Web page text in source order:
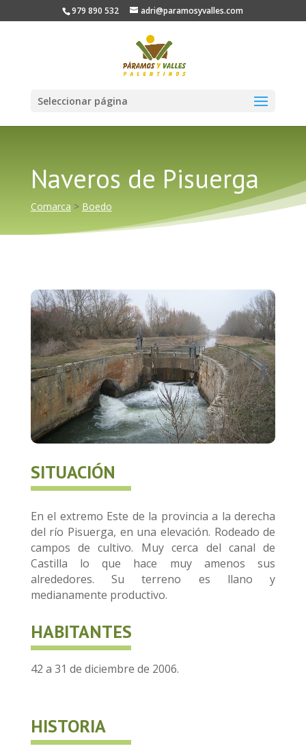
979 890 532 adri@paramosyvalles.com
Seleccionar página
Naveros de Pisuerga
Comarca > Boedo
SITUACIÓN
En el extremo Este de la provincia a la derecha
del río Pisuerga, en una elevación. Rodeado de
campos de cultivo. Muy cerca del canal de
Castilla lo que hace muy amenos sus
alrededores. Su terreno es llano y
medianamente productivo.
HABITANTES
42 a 31 de diciembre de 2006.
HISTORIA